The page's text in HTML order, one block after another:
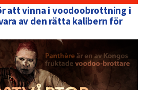
att vinna i voodoobrottning i
av den rätta kalibern för